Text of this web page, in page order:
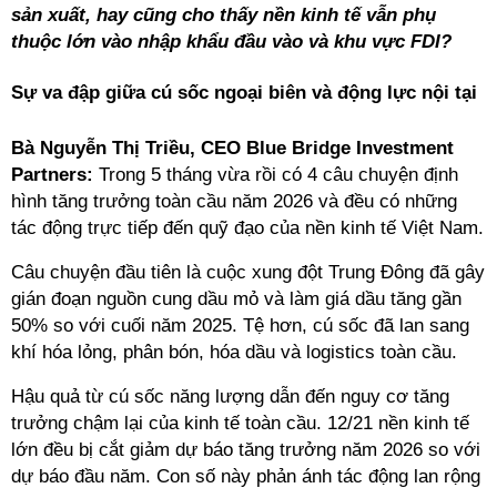
sản xuất, hay cũng cho thấy nền kinh tế vẫn phụ
thuộc lớn vào nhập khẩu đầu vào và khu vực FDI?
Sự va đập giữa cú sốc ngoại biên và động lực nội tại
Bà Nguyễn Thị Triều, CEO Blue Bridge Investment
Partners: Trong 5 tháng vừa rồi có 4 câu chuyện định
hình tăng trưởng toàn cầu năm 2026 và đều có những
tác động trực tiếp đến quỹ đạo của nền kinh tế Việt Nam.
Câu chuyện đầu tiên là cuộc xung đột Trung Đông đã gây
gián đoạn nguồn cung dầu mỏ và làm giá dầu tăng gần
50% so với cuối năm 2025. Tệ hơn, cú sốc đã lan sang
khí hóa lỏng, phân bón, hóa dầu và logistics toàn cầu.
Hậu quả từ cú sốc năng lượng dẫn đến nguy cơ tăng
trưởng chậm lại của kinh tế toàn cầu. 12/21 nền kinh tế
lớn đều bị cắt giảm dự báo tăng trưởng năm 2026 so với
dự báo đầu năm. Con số này phản ánh tác động lan rộng